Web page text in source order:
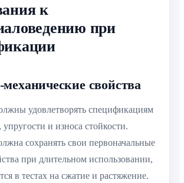
к
при
свойства
удовлетворять спецификациям
и износа стойкости.
сохранять свои первоначальные
при длительном использовании,
в тестах на сжатие и растяжение.